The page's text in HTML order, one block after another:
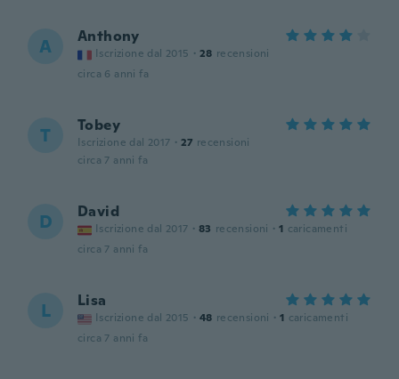
A Anthony
Iscrizione dal 2015 · 28 recensioni
circa 6 anni fa
T Tobey
Iscrizione dal 2017 · 27 recensioni
circa 7 anni fa
D David
Iscrizione dal 2017 · 83 recensioni · 1 caricamenti
circa 7 anni fa
L Lisa
Iscrizione dal 2015 · 48 recensioni · 1 caricamenti
circa 7 anni fa